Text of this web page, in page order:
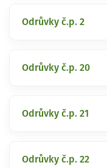
Odrůvky č.p. 2
Odrůvky č.p. 20
Odrůvky č.p. 21
Odrůvky č.p. 22